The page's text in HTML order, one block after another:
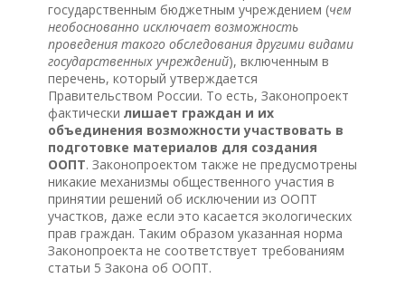
государственным бюджетным учреждением (чем
необоснованно исключает возможность
проведения такого обследования другими видами
государственных учреждений), включенным в
перечень, который утверждается
Правительством России. То есть, Законопроект
фактически лишает граждан и их
объединения возможности участвовать в
подготовке материалов для создания
ООПТ. Законопроектом также не предусмотрены
никакие механизмы общественного участия в
принятии решений об исключении из ООПТ
участков, даже если это касается экологических
прав граждан. Таким образом указанная норма
Законопроекта не соответствует требованиям
статьи 5 Закона об ООПТ.